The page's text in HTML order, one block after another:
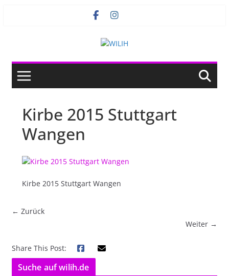
Kirbe 2015 Stuttgart
Wangen
Kirbe 2015 Stuttgart Wangen
← Zurück
Weiter →
Share This Post:
Suche auf wilih.de